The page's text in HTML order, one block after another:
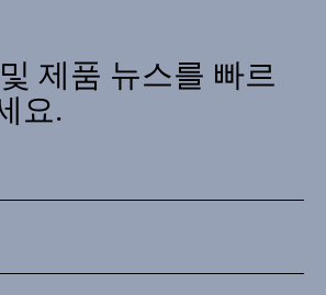
제품 뉴스를 빠르
요.